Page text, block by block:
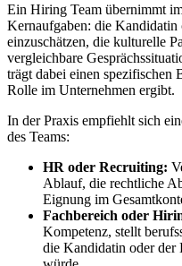
Ein Hiring Team übernimmt
Kernaufgaben: die
einzuschätzen, die kulturelle
vergleichbare
trägt dabei einen spezifischen
Rolle im Unternehmen ergibt.
In der Praxis empfiehlt sich
des Teams:
HR oder Recruiting:
Ablauf, die rechtliche
Eignung im
Fachbereich oder
Kompetenz, stellt
die Kandidatin oder der